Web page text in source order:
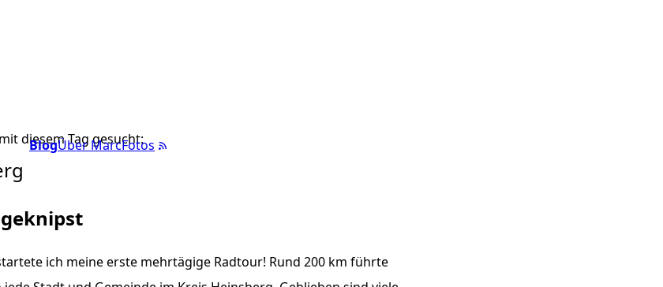
BlogÜber MarcFotos
diesem Tag gesucht:
ich meine erste mehrtägige Radtour! Rund 200 km führte